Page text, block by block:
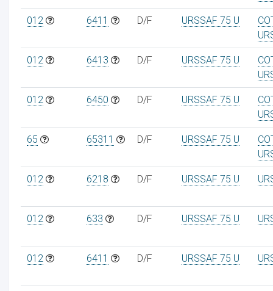
012 6411 D/F URSSAF 75 U
012 6413 D/F URSSAF 75 U
012 6450 D/F URSSAF 75 U
65 65311 D/F URSSAF 75 U
012 6218 D/F URSSAF 75 U
012 633 D/F URSSAF 75 U
012 6411 D/F URSSAF 75 U